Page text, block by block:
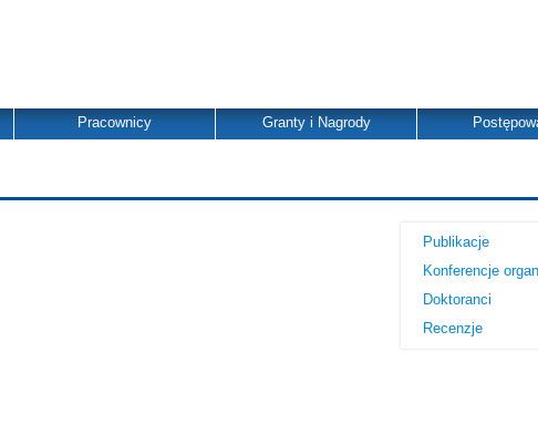
Pracownicy Granty i Nagrody
Publikacje
Konferencje
Doktoranci
Recenzje